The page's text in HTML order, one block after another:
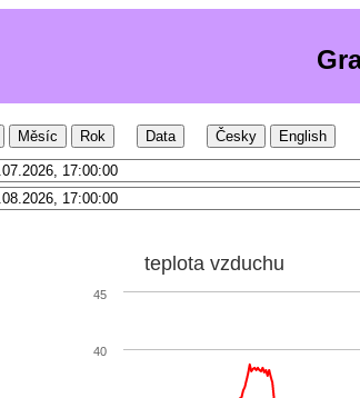
Měsíc Rok Data Česky English
teplota vzduchu
40
45